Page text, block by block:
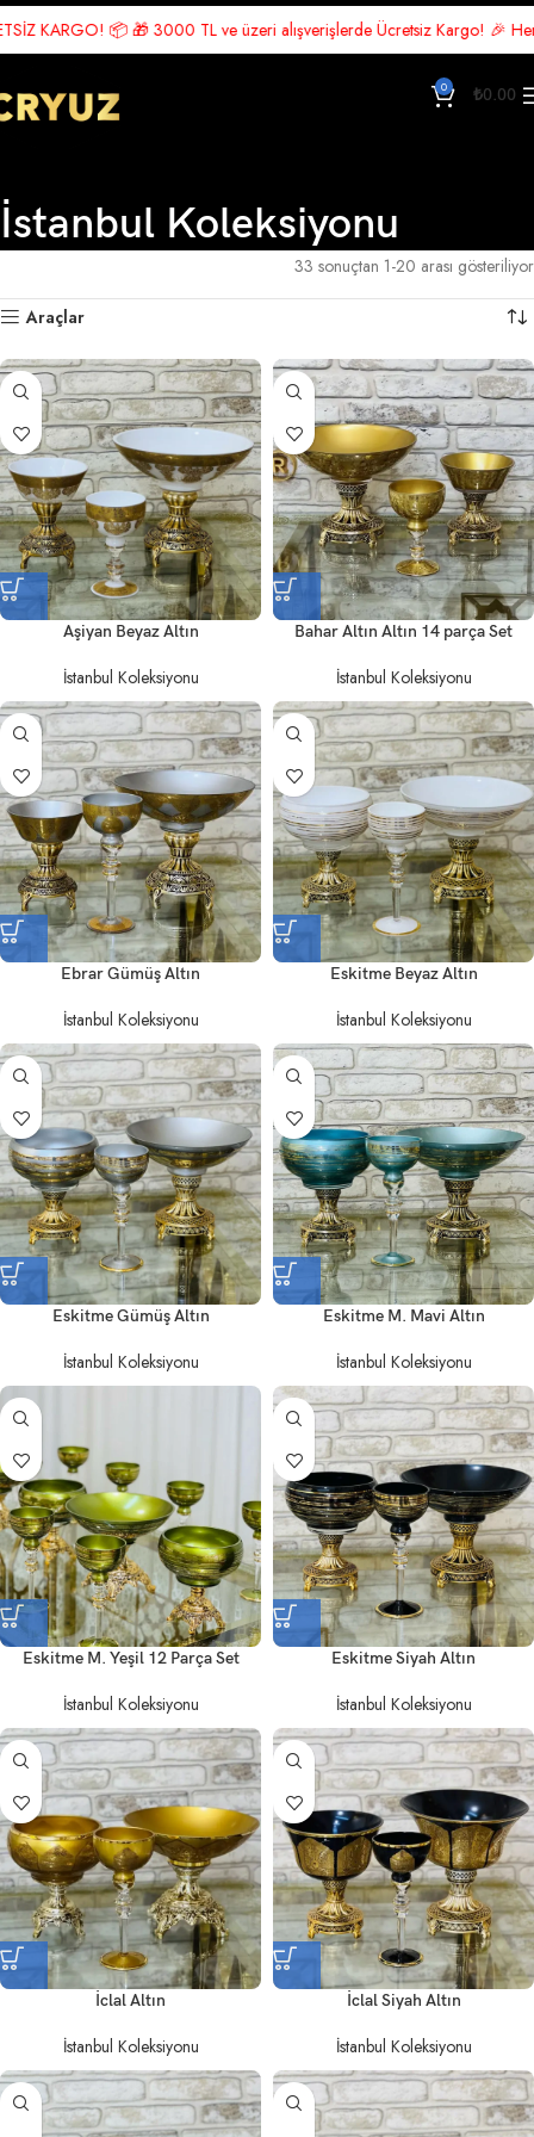
üzeri alışverişlerde Ücretsiz Kargo! 🎉 Hemen üye ol, indirimden
0 ₺0.00
İstanbul Koleksiyonu
33 sonuçtan 1-20 arası gösteriliyor
Araçlar
Aşiyan Beyaz Altın
İstanbul Koleksiyonu
Bahar Altın Altın 14 parça Set
İstanbul Koleksiyonu
Ebrar Gümüş Altın
İstanbul Koleksiyonu
Eskitme Beyaz Altın
İstanbul Koleksiyonu
Eskitme Gümüş Altın
İstanbul Koleksiyonu
Eskitme M. Mavi Altın
İstanbul Koleksiyonu
Eskitme M. Yeşil 12 Parça Set
İstanbul Koleksiyonu
Eskitme Siyah Altın
İstanbul Koleksiyonu
İclal Altın
İstanbul Koleksiyonu
İclal Siyah Altın
İstanbul Koleksiyonu